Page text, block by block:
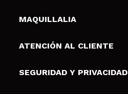
MAQUILLALIA
Sobre nosotros
Tarjetas de Regalo
ATENCIÓN AL CLIENTE
Envíos y devoluciones
SEGURIDAD Y PRIVACIDAD